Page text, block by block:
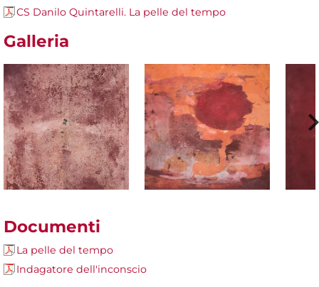
CS Danilo Quintarelli. La pelle del tempo
Galleria
Documenti
La pelle del tempo
Indagatore dell'inconscio